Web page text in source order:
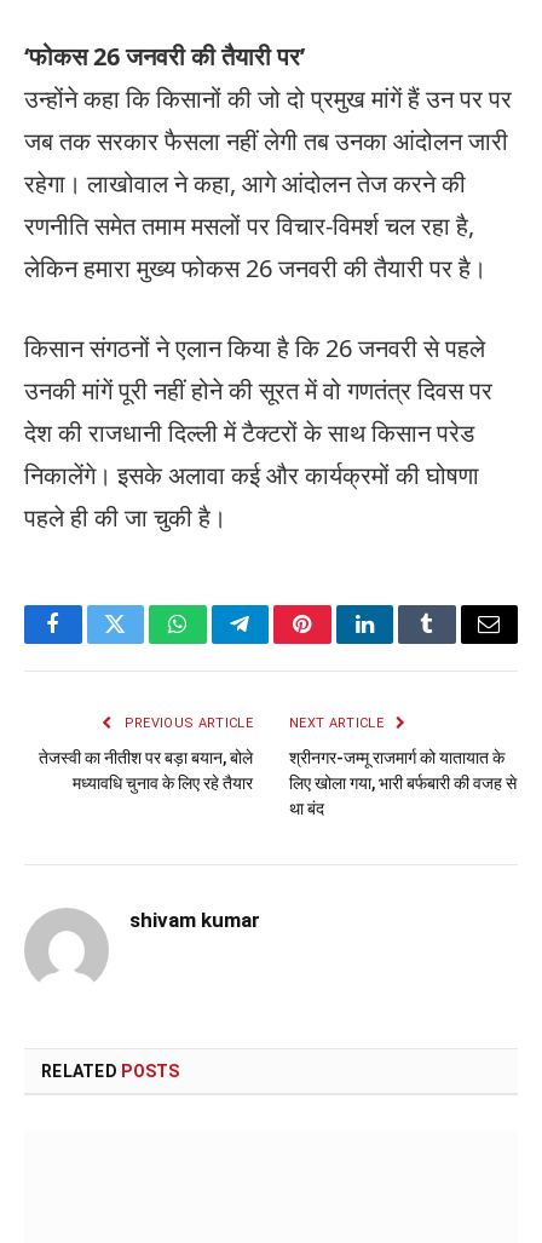
‘फोकस 26 जनवरी की तैयारी पर’
उन्होंने कहा कि किसानों की जो दो प्रमुख मांगें हैं उन पर पर
जब तक सरकार फैसला नहीं लेगी तब उनका आंदोलन जारी
रहेगा। लाखोवाल ने कहा, आगे आंदोलन तेज करने की
रणनीति समेत तमाम मसलों पर विचार-विमर्श चल रहा है,
लेकिन हमारा मुख्य फोकस 26 जनवरी की तैयारी पर है।
किसान संगठनों ने एलान किया है कि 26 जनवरी से पहले
उनकी मांगें पूरी नहीं होने की सूरत में वो गणतंत्र दिवस पर
देश की राजधानी दिल्ली में टैक्टरों के साथ किसान परेड
निकालेंगे। इसके अलावा कई और कार्यक्रमों की घोषणा
पहले ही की जा चुकी है।
FacebookTwitterWhatsAppTelegramPinterestLinkedInTumblrEmail
PREVIOUS ARTICLE
तेजस्वी का नीतीश पर बड़ा बयान, बोले
मध्यावधि चुनाव के लिए रहे तैयार
NEXT ARTICLE
श्रीनगर-जम्मू राजमार्ग को यातायात के
लिए खोला गया, भारी बर्फबारी की वजह से
था बंद
shivam kumar
RELATED POSTS